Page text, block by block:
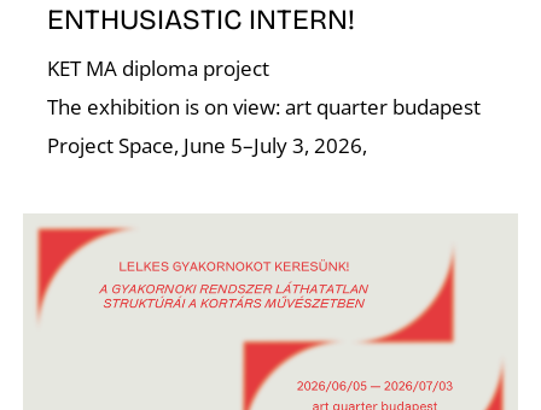
ENTHUSIASTIC INTERN!
KET MA diploma project
The exhibition is on view: art quarter budapest
Project Space, June 5–July 3, 2026,